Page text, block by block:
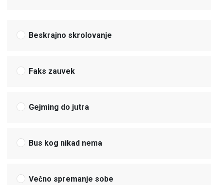
Beskrajno skrolovanje
Faks zauvek
Gejming do jutra
Bus kog nikad nema
Večno spremanje sobe